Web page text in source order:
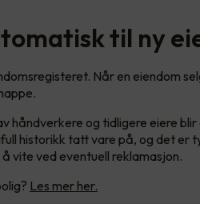
til ny
Når en eiendom
håndverkere og tidligere eiere
historikk tatt vare på, og det er
vite ved eventuell reklamasjon.
Les mer her.